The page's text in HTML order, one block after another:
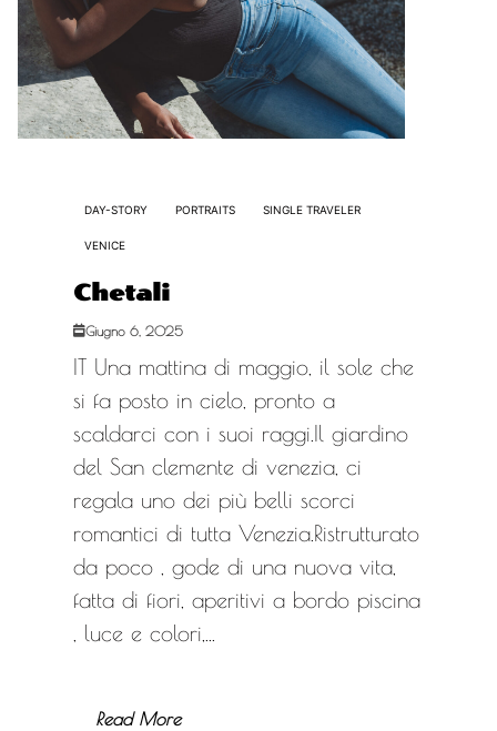
DAY-STORY PORTRAITS SINGLE TRAVELER
VENICE
Chetali
Giugno 6, 2025
IT Una mattina di maggio, il sole che
si fa posto in cielo, pronto a
scaldarci con i suoi raggi.Il giardino
del San clemente di venezia, ci
regala uno dei più belli scorci
romantici di tutta Venezia.Ristrutturato
da poco , gode di una nuova vita,
fatta di fiori, aperitivi a bordo piscina
, luce e colori,...
Read More